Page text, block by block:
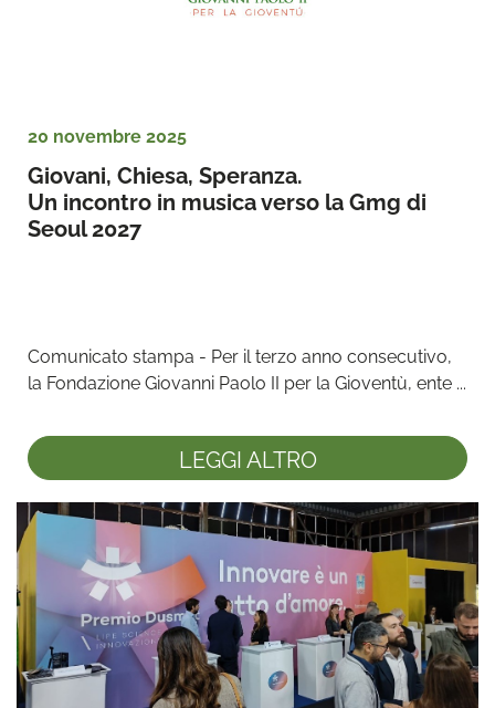
20 novembre 2025
Giovani, Chiesa, Speranza.
Un incontro in musica verso la Gmg di
Seoul 2027
Comunicato stampa - Per il terzo anno consecutivo,
la Fondazione Giovanni Paolo II per la Gioventù, ente ...
LEGGI ALTRO